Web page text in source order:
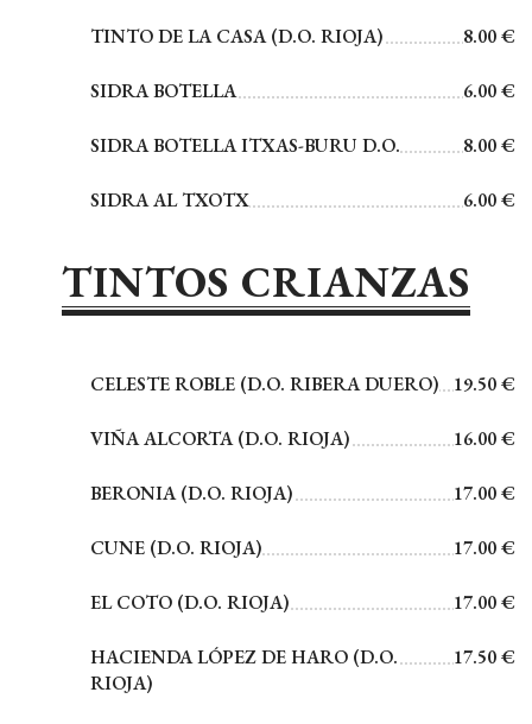
TINTO DE LA CASA (D.O. RIOJA) 8.00 €
SIDRA BOTELLA 6.00 €
SIDRA BOTELLA ITXAS-BURU D.O. 8.00 €
SIDRA AL TXOTX 6.00 €
TINTOS CRIANZAS
CELESTE ROBLE (D.O. RIBERA DUERO) 19.50 €
VIÑA ALCORTA (D.O. RIOJA) 16.00 €
BERONIA (D.O. RIOJA) 17.00 €
CUNE (D.O. RIOJA) 17.00 €
EL COTO (D.O. RIOJA) 17.00 €
HACIENDA LÓPEZ DE HARO (D.O.
RIOJA)
17.50 €